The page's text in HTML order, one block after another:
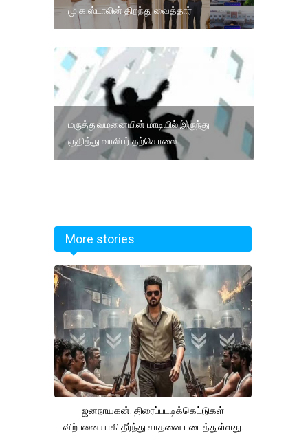
மு.க.ஸ்டாலின் திறந்து வைத்தார்
மருத்துவமனையின் மாடியில் இருந்து
குதித்து வாலிபர் தற்கொலை.
More stories
ஜனநாயகன். திரைப்படடிக்கெட்டுகள்
விற்பனையாகி தீர்ந்து சாதனை படைத்துள்ளது.